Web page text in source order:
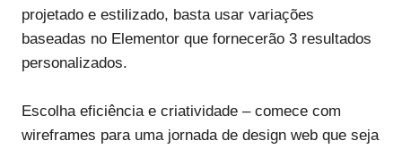
projetado e estilizado, basta usar variações
baseadas no Elementor que fornecerão 3 resultados
personalizados.
Escolha eficiência e criatividade – comece com
wireframes para uma jornada de design web que seja